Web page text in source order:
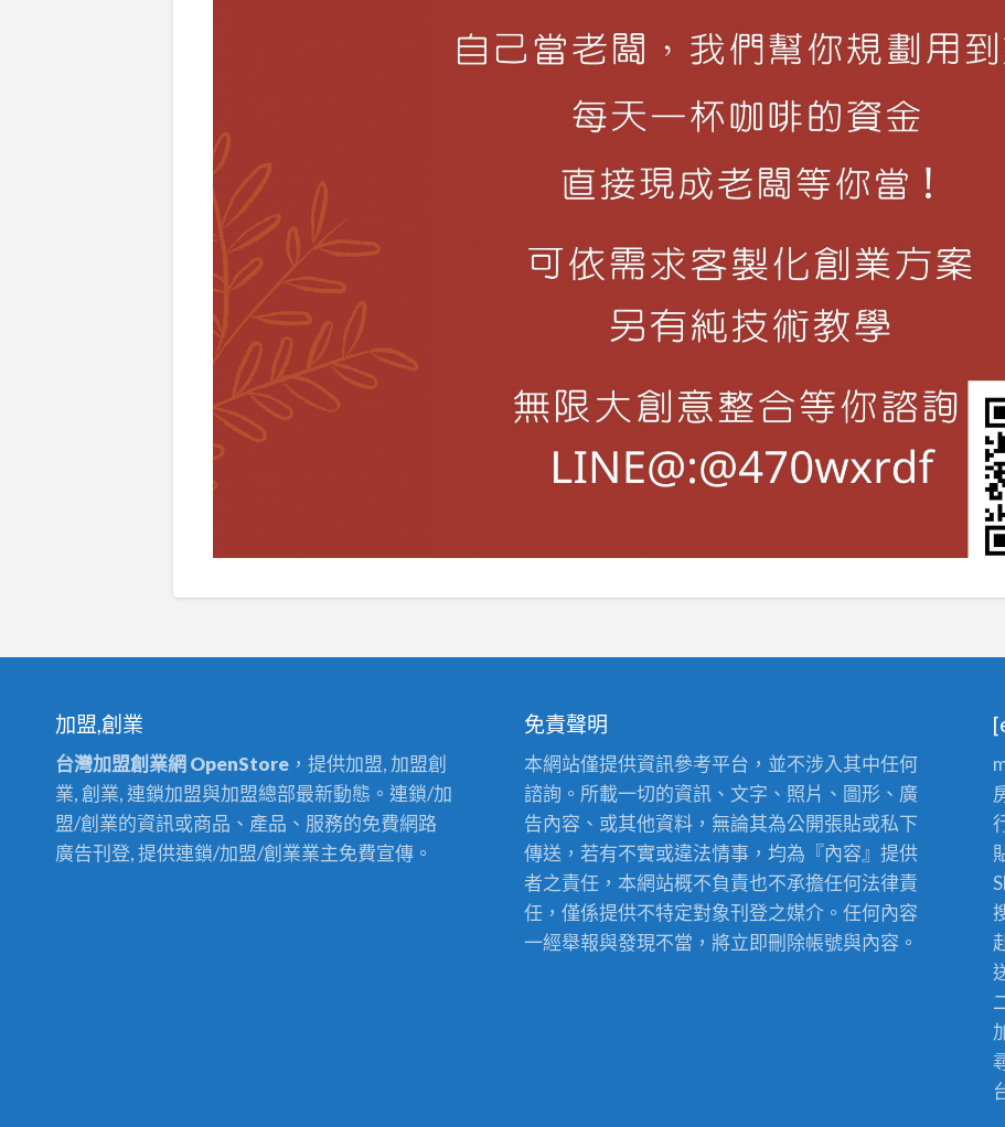
加盟,創業
台灣加盟創業網 OpenStore ，提供加盟, 加盟創
業, 創業, 連鎖加盟與加盟總部最新動態。連鎖/加
盟/創業的資訊或商品、產品、服務的免費網路
廣告刊登, 提供連鎖/加盟/創業業主免費宣傳。
免責聲明
本網站僅提供資訊參考平台，並不涉入其中任何
諮詢。所載一切的資訊、文字、照片、圖形、廣
告內容、或其他資料，無論其為公開張貼或私下
傳送，若有不實或違法情事，均為『內容』提供
者之責任，本網站概不負責也不承擔任何法律責
任，僅係提供不特定對象刊登之媒介。任何內容
一經舉報與發現不當，將立即刪除帳號與內容。